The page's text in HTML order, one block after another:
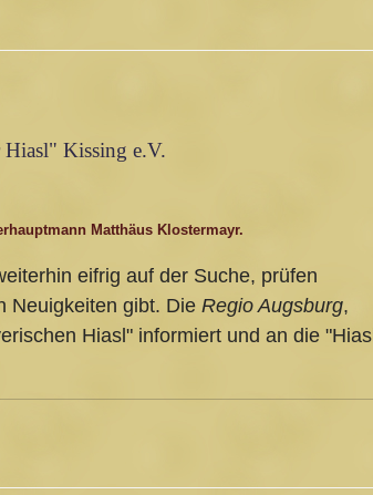
Hiasl" Kissing e.V.
Matthäus Klostermayr.
eifrig auf der Suche, prüfen
Neuigkeiten gibt. Die Regio Augsburg,
Hiasl" informiert und an die "Hiasl